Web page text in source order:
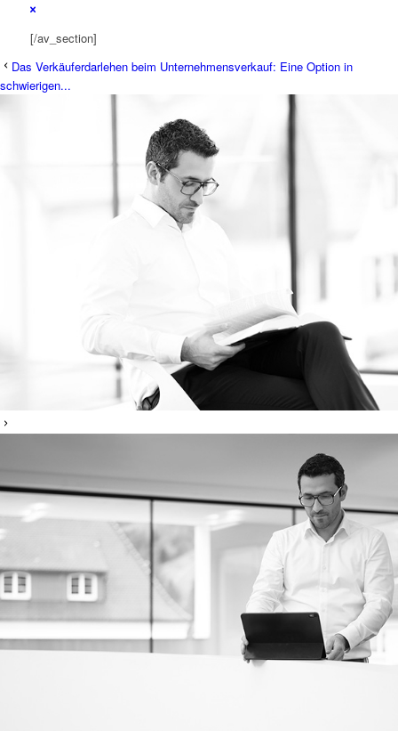
[/av_section]
Das Verkäuferdarlehen beim Unternehmensverkauf: Eine Option in
schwierigen...